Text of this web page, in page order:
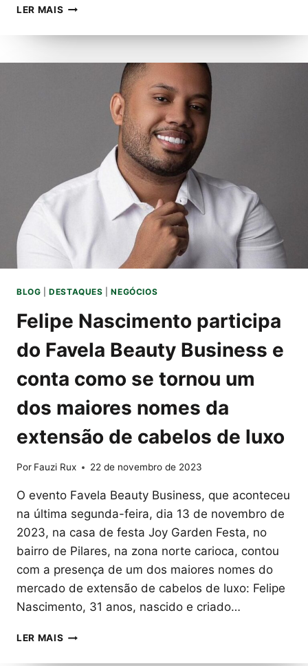
LER MAIS ISABELLY
A
PROMESSA
BLOG |DESTAQUES |NEGÓCIOS
Felipe Nascimento participa
do Favela Beauty Business e
conta como se tornou um
dos maiores nomes da
extensão de cabelos de luxo
Por Fauzi Rux 22 de novembro de 2023
O evento Favela Beauty Business, que aconteceu
na última segunda-feira, dia 13 de novembro de
2023, na casa de festa Joy Garden Festa, no
bairro de Pilares, na zona norte carioca, contou
com a presença de um dos maiores nomes do
mercado de extensão de cabelos de luxo: Felipe
Nascimento, 31 anos, nascido e criado…
LER MAIS FELIPE
PARTICIPA